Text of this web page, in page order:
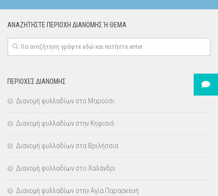
ΑΝΑΖΗΤΉΣΤΕ ΠΕΡΙΟΧΉ ΔΙΑΝΟΜΗΣ Ή ΘΕΜΑ
ΠΕΡΙΟΧΕΣ ΔΙΑΝΟΜΗΣ
Διανομή φυλλαδίων στο Μαρούσι
Διανομή φυλλαδίων στην Κηφισιά
Διανομή φυλλαδίων στα Βριλήσσια
Διανομή φυλλαδίων στο Χαλάνδρι
Διανομή φυλλαδίων στην Αγία Παρασκευή